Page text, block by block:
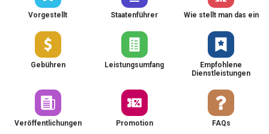
Vorgestellt Staatenführer Wie stellt man das ein
Gebühren Leistungsumfang
Empfohlene
Dienstleistungen
Veröffentlichungen Promotion FAQs